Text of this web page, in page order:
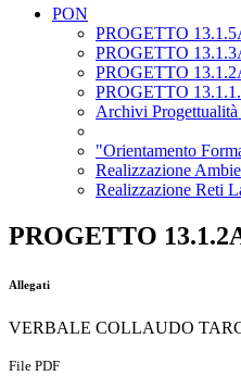
PON
PROGETTO
PROGETTO
PROGETTO
PROGETTO
Archivi
"Orientamento
Realizzazione
Realizzazione Reti
PROGETTO
Allegati
VERBALE COLLAUDO
File PDF